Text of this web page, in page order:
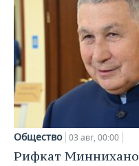
Общество 03 авг, 00:00
Рифкат